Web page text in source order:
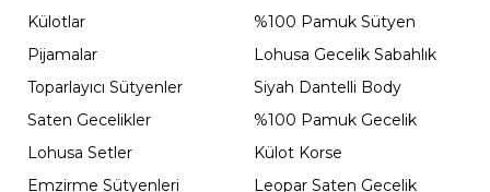
Külotlar
Pijamalar
Toparlayıcı Sütyenler
Saten Gecelikler
Lohusa Setler
Emzirme Sütyenleri
%100 Pamuk Sütyen
Lohusa Gecelik Sabahlık
Siyah Dantelli Body
%100 Pamuk Gecelik
Külot Korse
Leopar Saten Gecelik